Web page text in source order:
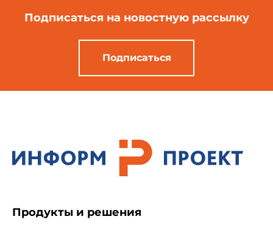
Подписаться на новостную рассылку
Подписаться
Продукты и решения